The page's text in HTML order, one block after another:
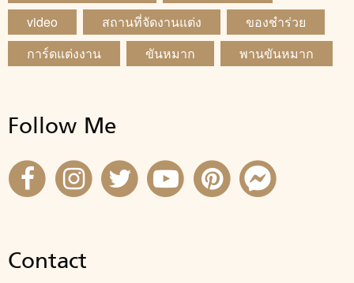
video
สถานที่จัดงานแต่ง
ของชำร่วย
การ์ดแต่งงาน
ขันหมาก พานขันหมาก
Follow Me
Contact